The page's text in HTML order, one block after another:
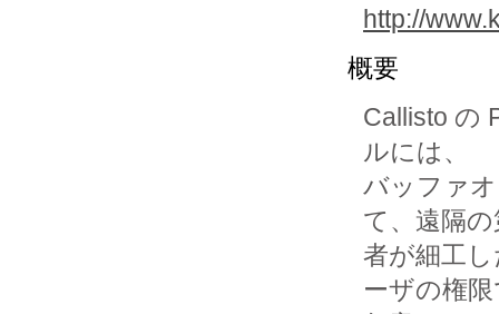
http://
概要
Callisto の
ルには、
バッファ
て、遠隔
者が細工
ーザの権